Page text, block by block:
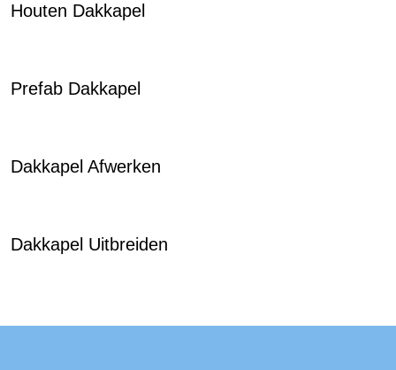
Houten Dakkapel
Prefab Dakkapel
Dakkapel Afwerken
Dakkapel Uitbreiden